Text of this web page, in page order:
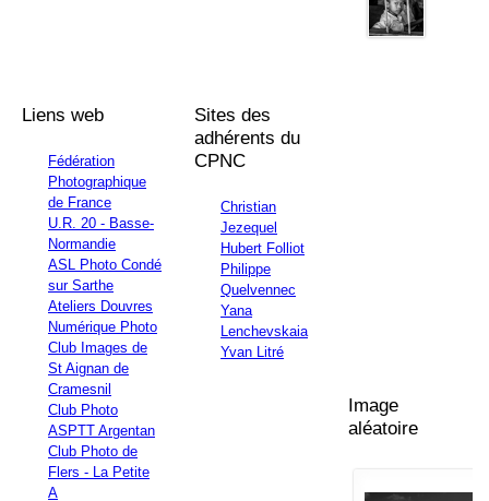
Liens web
Fédération
Photographique
de France
U.R. 20 - Basse-
Normandie
ASL Photo Condé
sur Sarthe
Ateliers Douvres
Numérique Photo
Club Images de
St Aignan de
Cramesnil
Club Photo
ASPTT Argentan
Club Photo de
Flers - La Petite
A
Sites des
adhérents du
CPNC
Christian
Jezequel
Hubert Folliot
Philippe
Quelvennec
Yana
Lenchevskaia
Yvan Litré
Image
aléatoire